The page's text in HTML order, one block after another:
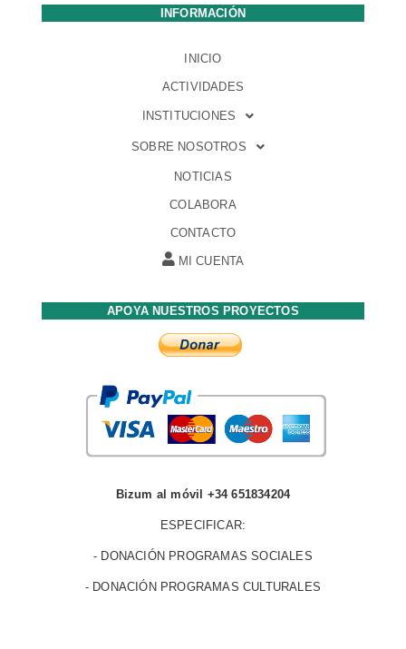
INFORMACIÓN
INICIO
ACTIVIDADES
INSTITUCIONES
SOBRE NOSOTROS
NOTICIAS
COLABORA
CONTACTO
MI CUENTA
APOYA NUESTROS PROYECTOS
Bizum al móvil +34 651834204
ESPECIFICAR:
- DONACIÓN PROGRAMAS SOCIALES
- DONACIÓN PROGRAMAS CULTURALES